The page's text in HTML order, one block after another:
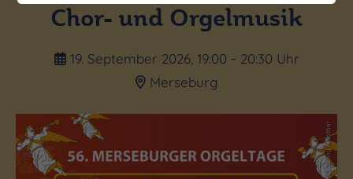
Chor- und Orgelmusik
19. September 2026, 19:00 - 20:30 Uhr
Merseburg
(c) Danny Manthei